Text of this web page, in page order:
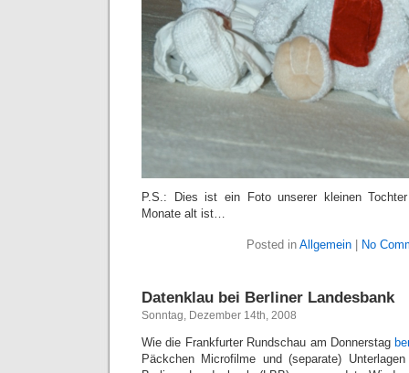
P.S.: Dies ist ein Foto unserer kleinen
Monate alt ist…
Posted in Allgemein No
Datenklau bei Berliner Landesbank
Sonntag, Dezember 14th, 2008
Wie die Frankfurter Rundschau am Donnerstag
Päckchen Microfilme und (separate)